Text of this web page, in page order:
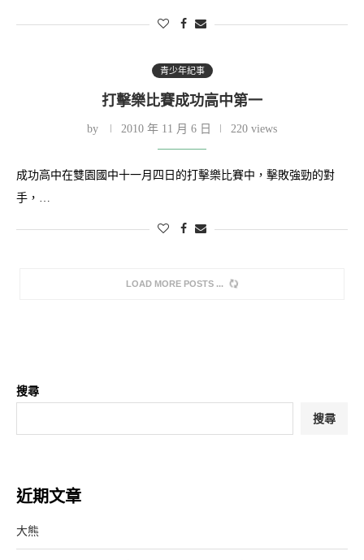
青少年紀事
打擊樂比賽成功高中第一
by 2010 年 11 月 6 日 220 views
成功高中在雙園國中十一月四日的打擊樂比賽中，擊敗強勁的對
手，…
LOAD MORE POSTS
搜尋
搜尋
近期文章
大熊